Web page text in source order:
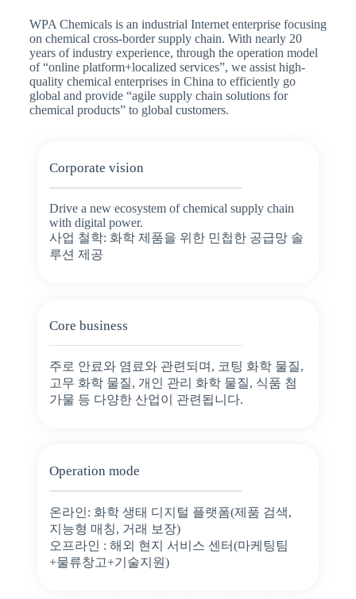
WPA Chemicals is an industrial Internet enterprise focusing
on chemical cross-border supply chain. With nearly 20
years of industry experience, through the operation model
of “online platform+localized services”, we assist high-
quality chemical enterprises in China to efficiently go
global and provide “agile supply chain solutions for
chemical products” to global customers.
Corporate vision
Drive a new ecosystem of chemical supply chain
with digital power.
사업 철학: 화학 제품을 위한 민첩한 공급망 솔
루션 제공
Core business
주로 안료와 염료와 관련되며, 코팅 화학 물질,
고무 화학 물질, 개인 관리 화학 물질, 식품 첨
가물 등 다양한 산업이 관련됩니다.
Operation mode
온라인: 화학 생태 디지털 플랫폼(제품 검색,
지능형 매칭, 거래 보장)
오프라인 : 해외 현지 서비스 센터(마케팅팀
+물류창고+기술지원)